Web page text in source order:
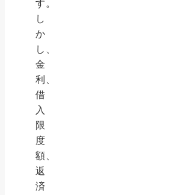
す。
し
か
し、
金
利、
借
入
限
度
額、
返
済